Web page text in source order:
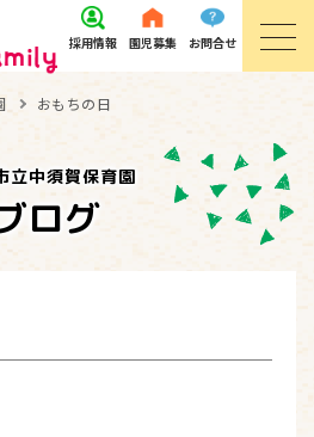
採用情報 園児募集 お問合せ
おもちの日
立中須賀保育園
ログ